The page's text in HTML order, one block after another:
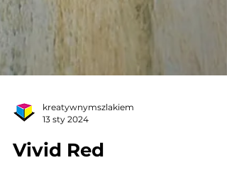
kreatywnymszlakiem
13 sty 2024